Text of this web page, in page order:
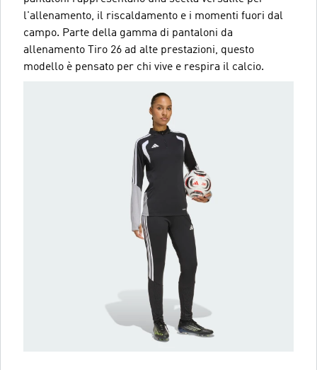
l'allenamento, il riscaldamento e i momenti fuori dal
campo. Parte della gamma di pantaloni da
allenamento Tiro 26 ad alte prestazioni, questo
modello è pensato per chi vive e respira il calcio.